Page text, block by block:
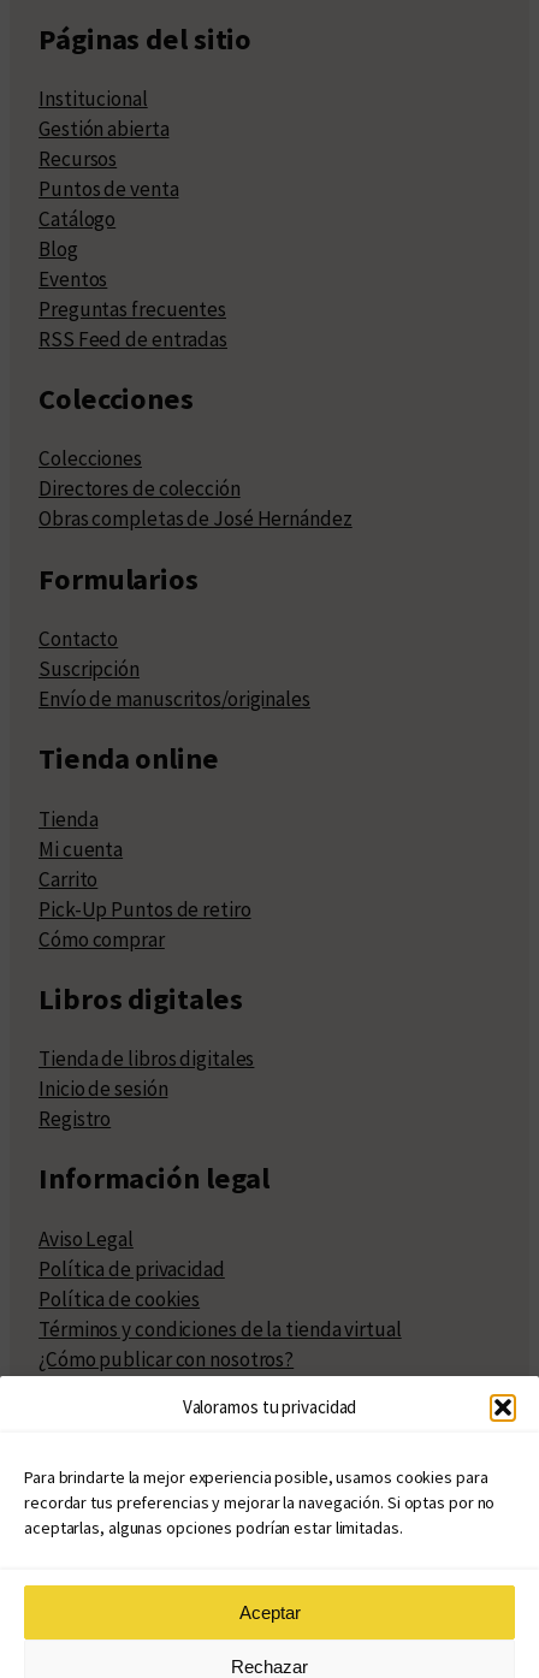
Valoramos tu privacidad
Para brindarte la mejor experiencia posible, usamos cookies para
recordar tus preferencias y mejorar la navegación. Si optas por no
aceptarlas, algunas opciones podrían estar limitadas.
Aceptar
Rechazar
Páginas del sitio
Institucional
Gestión abierta
Recursos
Puntos de venta
Catálogo
Blog
Eventos
Preguntas frecuentes
RSS Feed de entradas
Colecciones
Colecciones
Directores de colección
Obras completas de José Hernández
Formularios
Contacto
Suscripción
Envío de manuscritos/originales
Tienda online
Tienda
Mi cuenta
Carrito
Pick-Up Puntos de retiro
Cómo comprar
Libros digitales
Tienda de libros digitales
Inicio de sesión
Registro
Información legal
Aviso Legal
Política de privacidad
Política de cookies
Términos y condiciones de la tienda virtual
¿Cómo publicar con nosotros?
Políticas de publicación
Políticas de coedición
Atribuciones